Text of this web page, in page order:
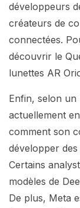
développeurs
créateurs de
connectées.
découvrir le
lunettes AR
Enfin, selon
actuellement
comment son
développer
Certains
modèles de
De plus, Meta